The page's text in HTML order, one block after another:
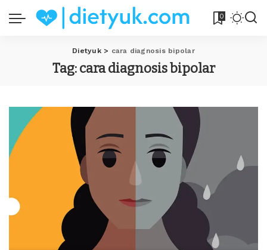
0
Dietyuk> cara diagnosis bipolar
Tag:cara diagnosis bipolar